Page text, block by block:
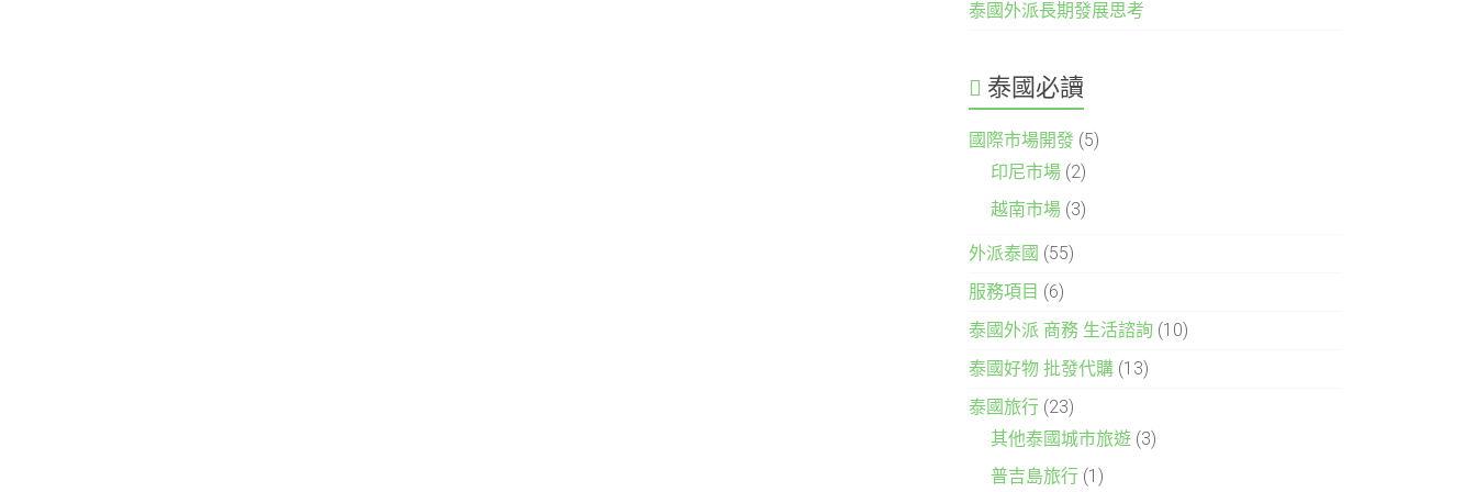
泰國外派長期發展思考
泰國必讀
國際市場開發 (5)
印尼市場 (2)
越南市場 (3)
外派泰國 (55)
服務項目 (6)
泰國外派 商務 生活諮詢 (10)
泰國好物 批發代購 (13)
泰國旅行 (23)
其他泰國城市旅遊 (3)
普吉島旅行 (1)